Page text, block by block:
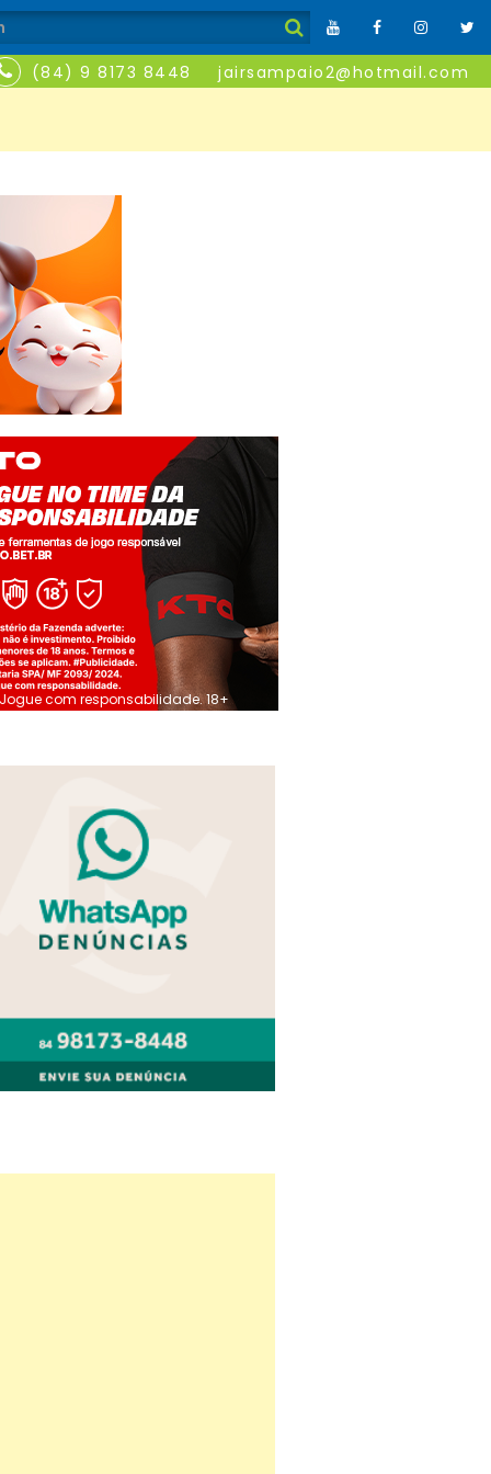
(84) 9 8173 8448 jairsampaio2@hotmail.com
Jogue com responsabilidade. 18+